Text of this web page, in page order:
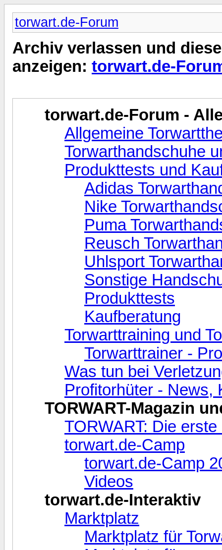
torwart.de-Forum
Archiv verlassen und
anzeigen: torwart.de-
torwart.de-Forum -
Allgemeine
Torwarthandschuhe
Produkttests und
Adidas
Nike
Puma
Reusch
Uhlsport
Sonstige
Produkttests
Kaufberatung
Torwarttraining und
Torwarttrainer -
Was tun bei
Profitorhüter - News,
TORWART-Magazin
TORWART: Die
torwart.de-Camp
torwart.de-Camp
Videos
torwart.de-Interaktiv
Marktplatz
Marktplatz für